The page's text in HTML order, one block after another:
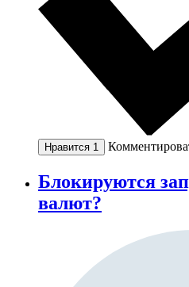
Нравится 1
Блокируются
валют?